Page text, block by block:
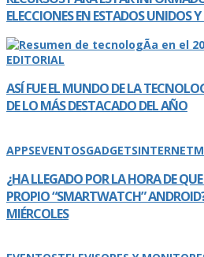
ELECCIONES EN ESTADOS UNIDOS
EDITORIAL
ASÍ­ FUE EL MUNDO DE LA
DE LO MÁS DESTACADO DEL AÑO
APPSEVENTOSGADGETSINTERNET
¿HA LLEGADO POR LA HORA DE
PROPIO “SMARTWATCH”
MIÉRCOLES